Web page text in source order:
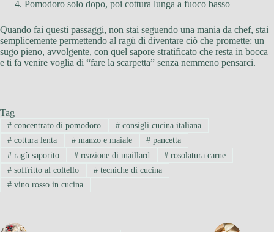
Pomodoro solo dopo, poi cottura lunga a fuoco basso
Quando fai questi passaggi, non stai seguendo una mania da chef, stai
semplicemente permettendo al ragù di diventare ciò che promette: un
sugo pieno, avvolgente, con quel sapore stratificato che resta in bocca
e ti fa venire voglia di “fare la scarpetta” senza nemmeno pensarci.
Tag
#concentrato di pomodoro #consigli cucina italiana
#cottura lenta #manzo e maiale # pancetta
#ragù saporito #reazione di maillard # rosolatura carne
#soffritto al coltello #tecniche di cucina
#vino rosso in cucina